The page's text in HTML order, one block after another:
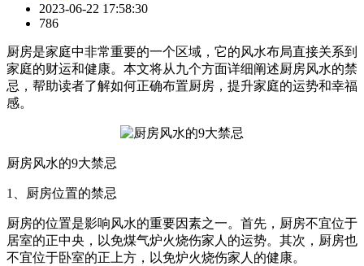
2023-06-22 17:58:30
786
厨房是家庭中非常重要的一个区域，它的风水布局直接关系到
家庭的财运和健康。本文将从九个方面详细阐述厨房风水的禁
忌，帮助读者了解如何正确布置厨房，提升家庭的运势和幸福
感。
厨房风水的9大禁忌
1、厨房位置的禁忌
厨房的位置是影响风水的重要因素之一。首先，厨房不宜位于
居室的正中央，以免煤气炉火烧伤家人的运势。其次，厨房也
不宜位于卧室的正上方，以免炉火烧伤家人的健康。